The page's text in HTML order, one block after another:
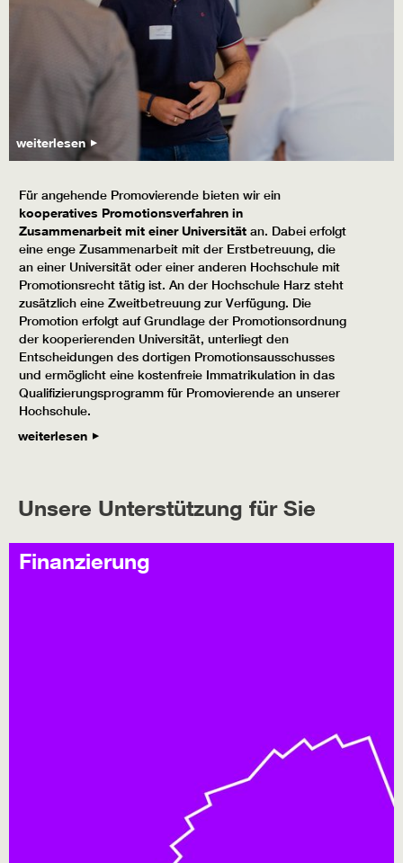
weiterlesen
Für angehende Promovierende bieten wir ein
kooperatives Promotionsverfahren in
Zusammenarbeit mit einer Universität an. Dabei erfolgt
eine enge Zusammenarbeit mit der Erstbetreuung, die
an einer Universität oder einer anderen Hochschule mit
Promotionsrecht tätig ist. An der Hochschule Harz steht
zusätzlich eine Zweitbetreuung zur Verfügung. Die
Promotion erfolgt auf Grundlage der Promotionsordnung
der kooperierenden Universität, unterliegt den
Entscheidungen des dortigen Promotionsausschusses
und ermöglicht eine kostenfreie Immatrikulation in das
Qualifizierungsprogramm für Promovierende an unserer
Hochschule.
weiterlesen
Unsere Unterstützung für Sie
Finanzierung